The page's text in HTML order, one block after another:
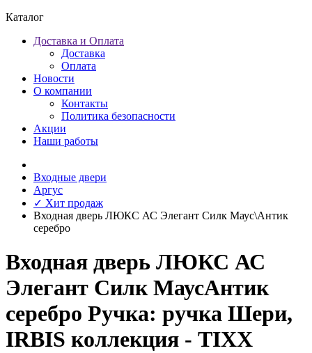
Каталог
Доставка и Оплата
Доставка
Оплата
Новости
О компании
Контакты
Политика безопасности
Акции
Наши работы
Входные двери
Аргус
✓ Хит продаж
Входная дверь ЛЮКС АС Элегант Силк Маус\Антик
серебро
Входная дверь ЛЮКС АС
Элегант Силк МаусАнтик
серебро Ручка: ручка Шери,
IRBIS коллекция - TIXX